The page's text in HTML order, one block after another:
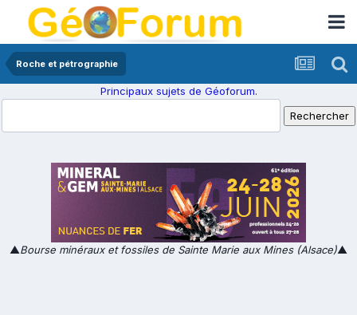
Roche et pétrographie
Principaux sujets de Géoforum.
▲Bourse minéraux et fossiles de Sainte Marie aux Mines (Alsace)▲